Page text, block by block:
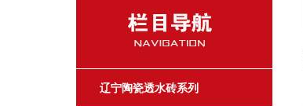
辽宁陶瓷透水砖系列